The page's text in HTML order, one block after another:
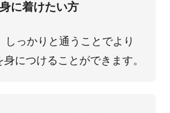
に着けたい⽅
しっかりと通うことでより
につけることができます。